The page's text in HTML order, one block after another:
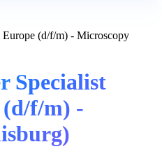
Europe (d/f/m) - Microscopy
Specialist
f/m) -